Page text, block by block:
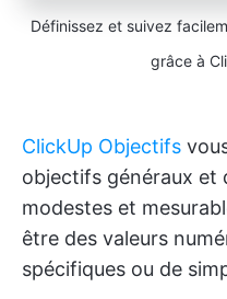
Définissez et suivez
grâce à
ClickUp Objectifs
objectifs généraux et
modestes et
être des valeurs
spécifiques ou de